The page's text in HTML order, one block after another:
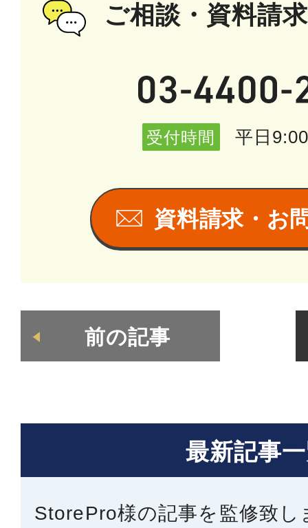
ご相談・資料請
受付時間 平日
資料請求・お
前の記事
最新記事
StorePro様の記事を監修致し